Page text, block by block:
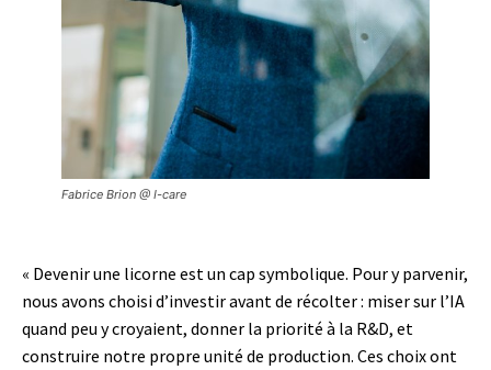
Fabrice Brion @ I-care
« Devenir une licorne est un cap symbolique. Pour y parvenir,
nous avons choisi d’investir avant de récolter : miser sur l’IA
quand peu y croyaient, donner la priorité à la R&D, et
construire notre propre unité de production. Ces choix ont